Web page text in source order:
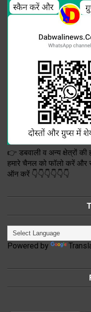
👉 डबवाली व अन्य क्षेत्रों
हमारे चैनल को फॉलो करें और
ऑन करें 👇👇👇👇👇👇
Powered by